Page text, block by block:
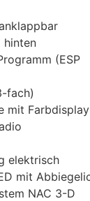
hinten
(ESP
fach)
mit
elektrisch
mit
NAC 3-D